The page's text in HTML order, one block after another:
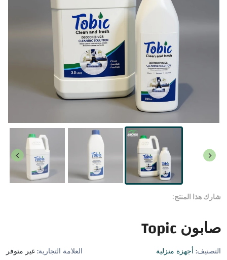
شارك هذا المنتج:
صابون Topic
التصنيف:أجهزة منزلية العلامة التجارية:غير متوفر